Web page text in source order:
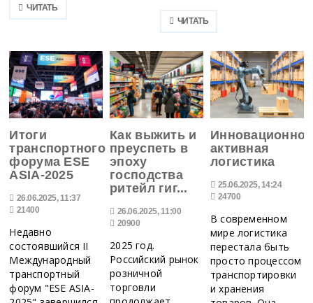
ЧИТАТЬ
ЧИТАТЬ
Итоги
транспортного
форума ESE
ASIA-2025
26.06.2025, 11:37
21400
Недавно
состоявшийся II
Международный
транспортный
форум "ESE ASIA-
Как выжить и
преуспеть в
эпоху
господства
ритейл гиг...
26.06.2025, 11:00
20900
2025 год.
Российский рынок
розничной
торговли
Инновационно-
активная
логистика
25.06.2025, 14:24
24700
В современном
мире логистика
перестала быть
просто процессом
транспортировки
и хранения